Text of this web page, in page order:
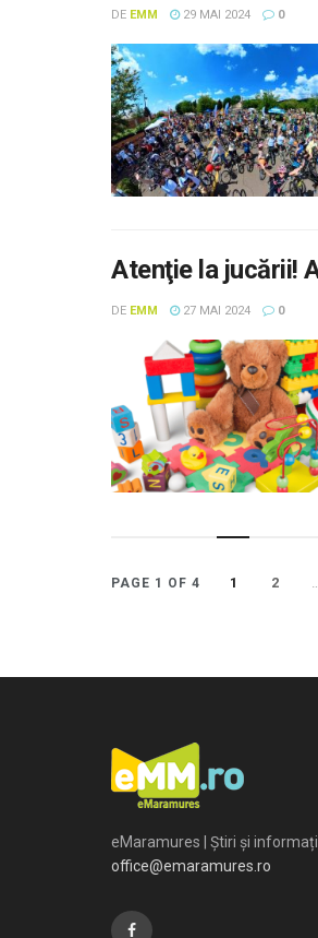
DE EMM 29 MAI 2024 0
Atenţie la jucării!
DE EMM 27 MAI 2024 0
PAGE 1 OF 4 1 2
eMaramures | Știri și
office@emaramures.ro